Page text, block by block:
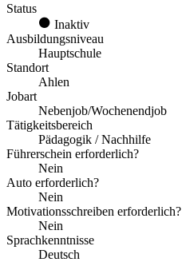
Status
Inaktiv
Ausbildungsniveau
Hauptschule
Standort
Ahlen
Jobart
Nebenjob/Wochenendjob
Tätigkeitsbereich
Pädagogik / Nachhilfe
Führerschein erforderlich?
Nein
Auto erforderlich?
Nein
Motivationsschreiben erforderlich?
Nein
Sprachkenntnisse
Deutsch